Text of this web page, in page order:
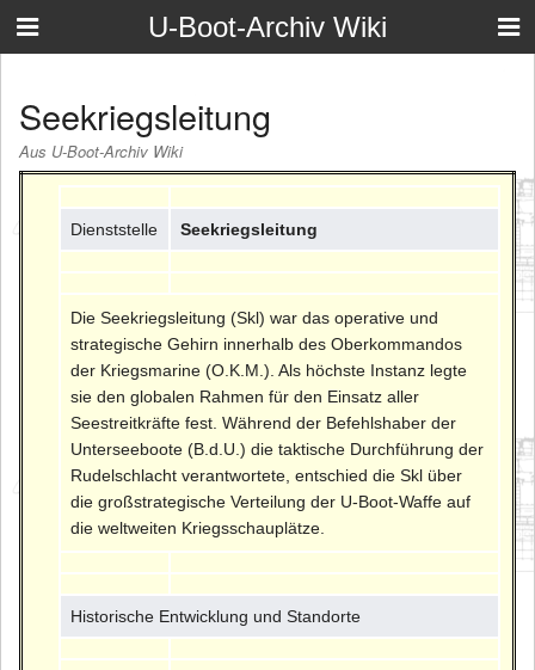
U-Boot-Archiv Wiki
Seekriegsleitung
Aus U-Boot-Archiv Wiki
Dienststelle Seekriegsleitung
Die Seekriegsleitung (Skl) war das operative und
strategische Gehirn innerhalb des Oberkommandos
der Kriegsmarine (O.K.M.). Als höchste Instanz legte
sie den globalen Rahmen für den Einsatz aller
Seestreitkräfte fest. Während der Befehlshaber der
Unterseeboote (B.d.U.) die taktische Durchführung der
Rudelschlacht verantwortete, entschied die Skl über
die großstrategische Verteilung der U-Boot-Waffe auf
die weltweiten Kriegsschauplätze.
Historische Entwicklung und Standorte